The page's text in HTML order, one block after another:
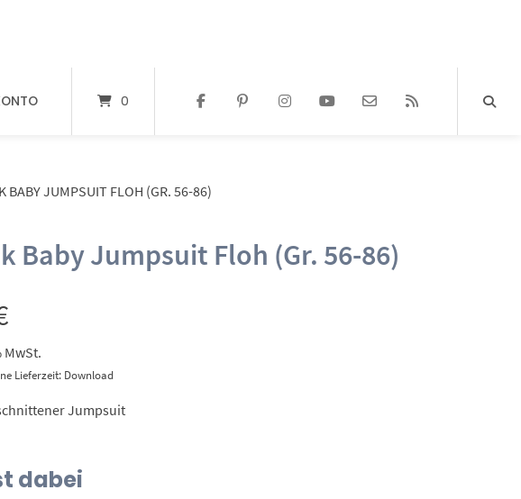
0
BABY JUMPSUIT FLOH (GR. 56-86)
Baby Jumpsuit Floh (Gr. 56-86)
MwSt.
Lieferzeit: Download
Jumpsuit
dabei